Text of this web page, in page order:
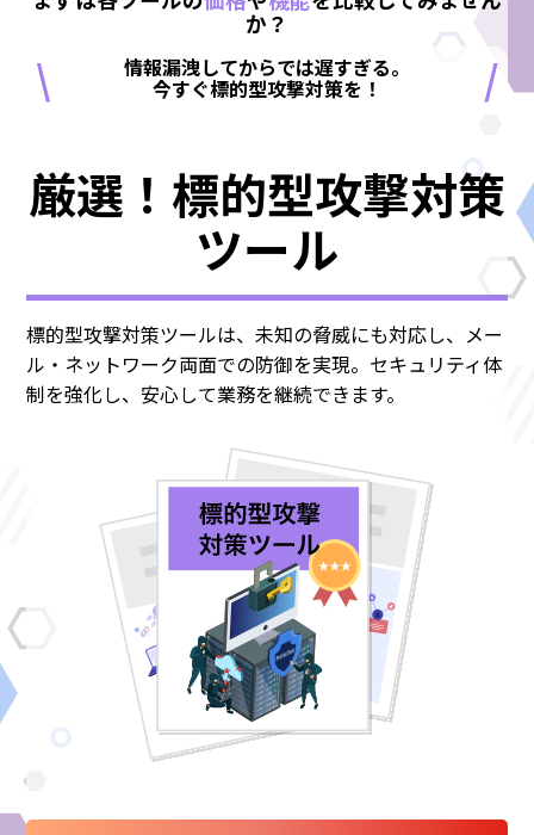
か？
\ 情報漏洩してからでは遅すぎる。
今すぐ標的型攻撃対策を！ /
厳選！標的型攻撃対策
ツール
標的型攻撃対策ツールは、未知の脅威にも対応し、メー
ル・ネットワーク両面での防御を実現。セキュリティ体
制を強化し、安心して業務を継続できます。